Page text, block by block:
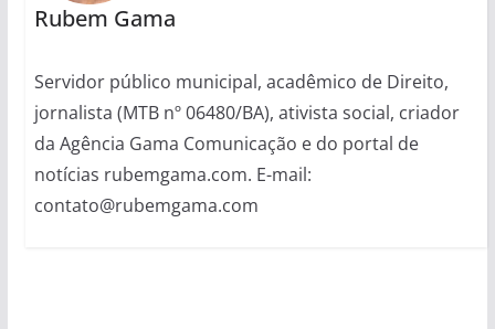
Rubem Gama
Servidor público municipal, acadêmico de Direito,
jornalista (MTB nº 06480/BA), ativista social, criador
da Agência Gama Comunicação e do portal de
notícias rubemgama.com. E-mail:
contato@rubemgama.com